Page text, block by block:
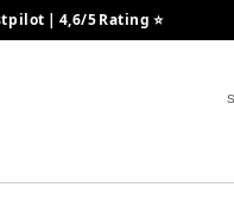
| 4,6/5 Rating ⭐️